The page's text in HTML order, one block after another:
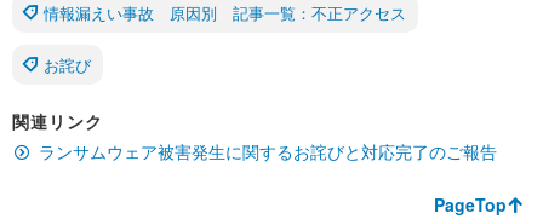
情報漏えい事故 原因別 記事一覧：不正アクセス
お詫び
関連リンク
ランサムウェア被害発生に関するお詫びと対応完了のご報告
PageTop